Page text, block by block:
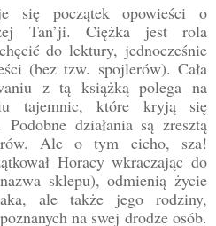
się początek opowieści o
Tan’ji. Ciężka jest rola
do lektury, jednocześnie
(bez tzw. spojlerów). Cała
z tą książką polega na
tajemnic, które kryją się
działania są zresztą
Ale o tym cicho, sza!
Horacy wkraczając do
sklepu), odmienią życie
ale także jego rodziny,
na swej drodze osób.